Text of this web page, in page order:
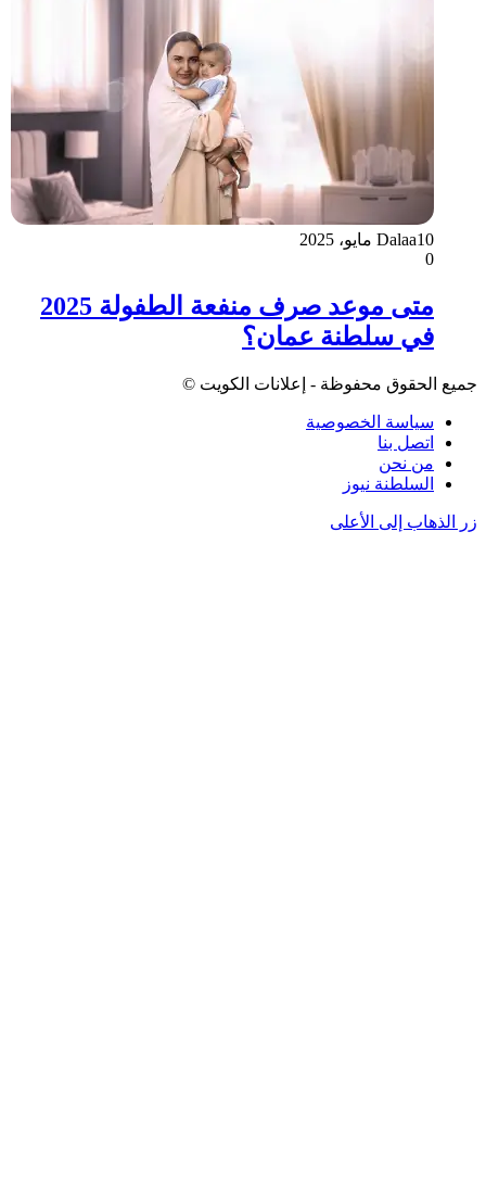
Dalaa10 مايو، 2025
0
متى موعد صرف منفعة الطفولة 2025
في سلطنة عمان؟
جميع الحقوق محفوظة - إعلانات الكويت ©
سياسة الخصوصية
اتصل بنا
من نحن
السلطنة نيوز
زر الذهاب إلى الأعلى